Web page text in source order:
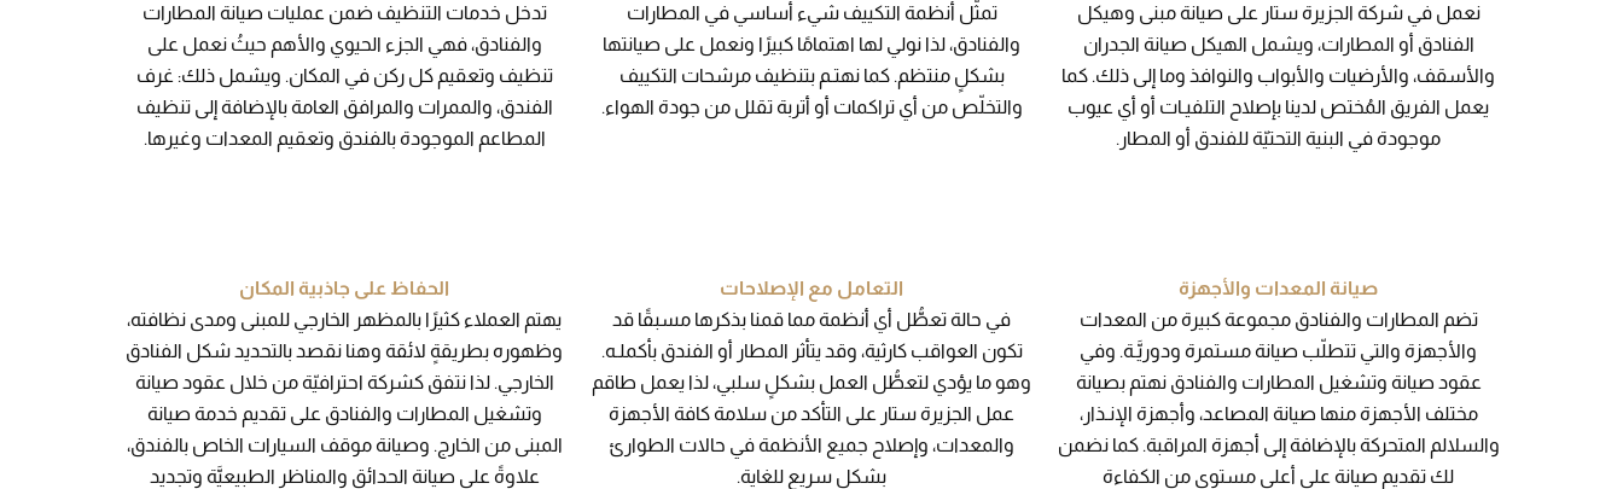
نعمل في شركة الجزيرة ستار على صيانة مبنى وهيكل
الفنادق أو المطارات، ويشمل الهيكل صيانة الجدران
والأسقف، والأرضيات والأبواب والنوافذ وما إلى ذلك. كما
يعمل الفريق المُختص لدينا بإصلاح التلفيـات أو أي عيوب
موجودة في البنية التحتيّة للفندق أو المطار.
تمثّل أنظمة التكييف شيء أساسي في المطارات
والفنادق، لذا نولي لها اهتمامًا كبيرًا ونعمل على صيانتها
بشكلٍ منتظم. كما نهتـم بتنظيف مرشحات التكييف
والتخلّص من أي تراكمات أو أتربة تقلل من جودة الهواء.
تدخل خدمات التنظيف ضمن عمليات صيانة المطارات
والفنادق، فهي الجزء الحيوي والأهم حيثُ نعمل على
تنظيف وتعقيم كل ركن في المكان. ويشمل ذلك: غرف
الفندق، والممرات والمرافق العامة بالإضافة إلى تنظيف
المطاعم الموجودة بالفندق وتعقيم المعدات وغيرها.
صيانة المعدات والأجهزة
تضم المطارات والفنادق مجموعة كبيرة من المعدات
والأجهزة والتي تتطلّب صيانة مستمرة ودوريَّـة. وفي
عقود صيانة وتشغيل المطارات والفنادق نهتم بصيانة
مختلف الأجهزة منها صيانة المصاعد، وأجهزة الإنـذار،
والسلالم المتحركة بالإضافة إلى أجهزة المراقبة. كما نضمن
لك تقديم صيانة على أعلى مستوى من الكفاءة
التعامل مع الإصلاحات
في حالة تعطُّل أي أنظمة مما قمنا بذكرها مسبقًا قد
تكون العواقب كارثية، وقد يتأثر المطار أو الفندق بأكملـه.
وهو ما يؤدي لتعطُّل العمل بشكلٍ سلبي، لذا يعمل طاقم
عمل الجزيرة ستار على التأكد من سلامة كافة الأجهزة
والمعدات، وإصلاح جميع الأنظمة في حالات الطوارئ
بشكلٍ سريع للغاية.
الحفاظ على جاذبية المكان
يهتم العملاء كثيرًا بالمظهر الخارجي للمبنى ومدى نظافته،
وظهوره بطريقةٍ لائقة وهنا نقصد بالتحديد شكل الفنادق
الخارجي. لذا نتفق كشركة احترافيّة من خلال عقود صيانة
وتشغيل المطارات والفنادق على تقديم خدمة صيانة
المبنى من الخارج. وصيانة موقف السيارات الخاص بالفندق،
علاوةً على صيانة الحدائق والمناظر الطبيعيَّة وتجديد